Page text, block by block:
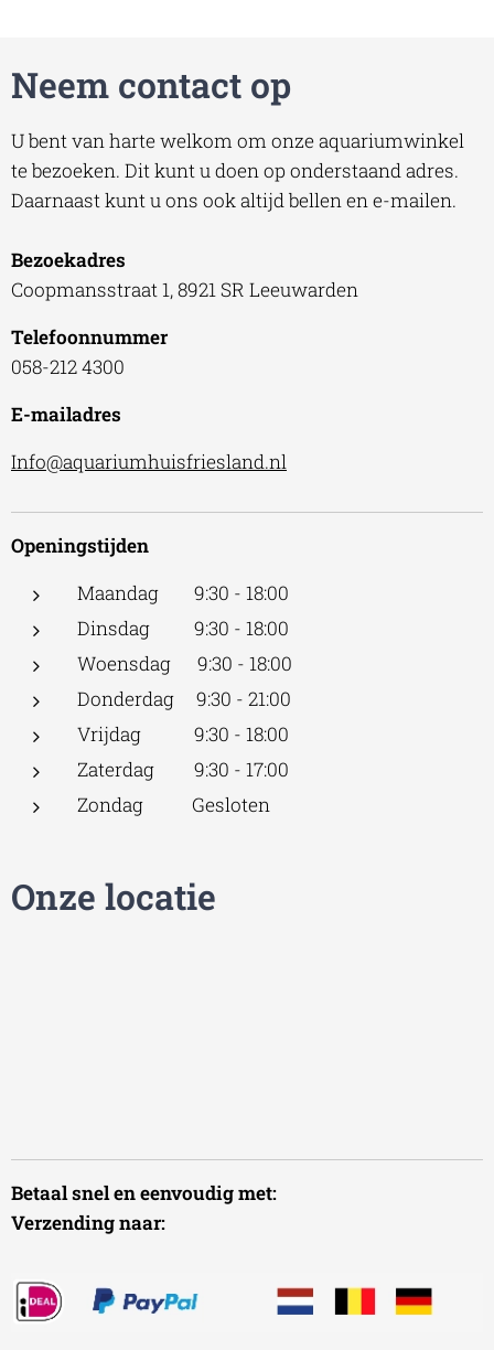
Neem contact op
U bent van harte welkom om onze aquariumwinkel
te bezoeken. Dit kunt u doen op onderstaand adres.
Daarnaast kunt u ons ook altijd bellen en e-mailen.
Bezoekadres
Coopmansstraat 1, 8921 SR Leeuwarden
Telefoonnummer
058-212 4300
E-mailadres
Info@aquariumhuisfriesland.nl
Openingstijden
Maandag 9:30 - 18:00
Dinsdag 9:30 - 18:00
Woensdag 9:30 - 18:00
Donderdag 9:30 - 21:00
Vrijdag 9:30 - 18:00
Zaterdag 9:30 - 17:00
Zondag Gesloten
Onze locatie
Betaal snel en eenvoudig met:
Verzending naar: